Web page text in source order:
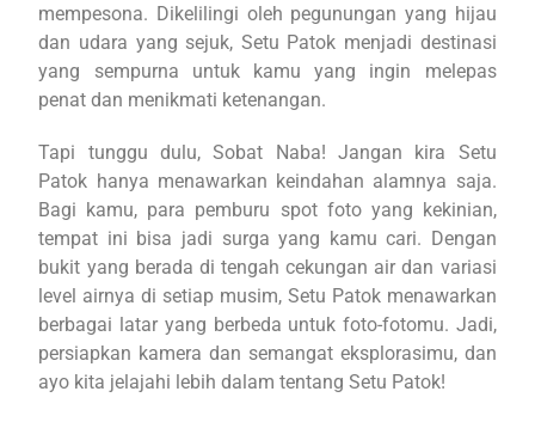
mempesona. Dikelilingi oleh pegunungan yang hijau
dan udara yang sejuk, Setu Patok menjadi destinasi
yang sempurna untuk kamu yang ingin melepas
penat dan menikmati ketenangan.
Tapi tunggu dulu, Sobat Naba! Jangan kira Setu
Patok hanya menawarkan keindahan alamnya saja.
Bagi kamu, para pemburu spot foto yang kekinian,
tempat ini bisa jadi surga yang kamu cari. Dengan
bukit yang berada di tengah cekungan air dan variasi
level airnya di setiap musim, Setu Patok menawarkan
berbagai latar yang berbeda untuk foto-fotomu. Jadi,
persiapkan kamera dan semangat eksplorasimu, dan
ayo kita jelajahi lebih dalam tentang Setu Patok!